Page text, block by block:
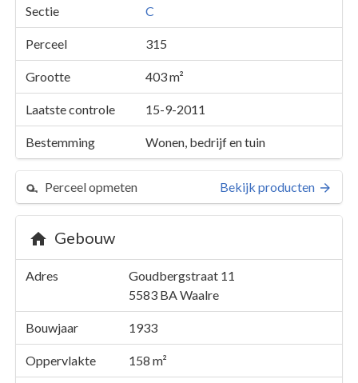
Sectie C
Perceel 315
Grootte 403 m²
Laatste controle 15-9-2011
Bestemming Wonen, bedrijf en tuin
Perceel opmeten Bekijk producten
Gebouw
Adres
Goudbergstraat 11
5583 BAWaalre
Bouwjaar 1933
Oppervlakte 158 m²
Perceel 315
Kaarten en rapporten